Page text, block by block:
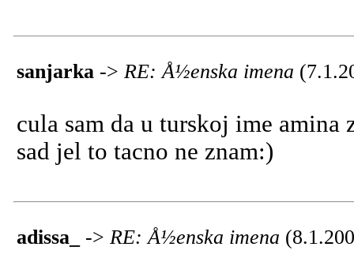
sanjarka -> RE: Å½enska imena
cula sam da u turskoj ime
sad jel to tacno ne znam:)
adissa_ -> RE: Å½enska imena